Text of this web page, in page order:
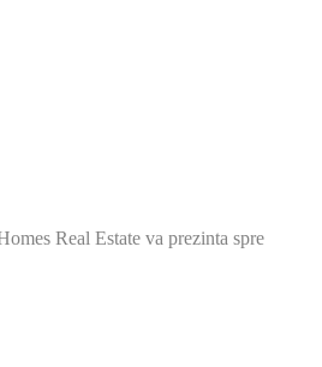
Real Estate va prezinta spre